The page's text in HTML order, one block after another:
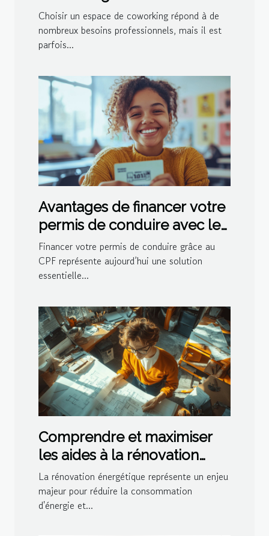
essentiels à considérer
Choisir un espace de coworking répond à de
nombreux besoins professionnels, mais il est
parfois...
Avantages de financer votre
permis de conduire avec le
CPF
Financer votre permis de conduire grâce au
CPF représente aujourd’hui une solution
essentielle...
Comprendre et maximiser
les aides à la rénovation
énergétique
La rénovation énergétique représente un enjeu
majeur pour réduire la consommation
d'énergie et...